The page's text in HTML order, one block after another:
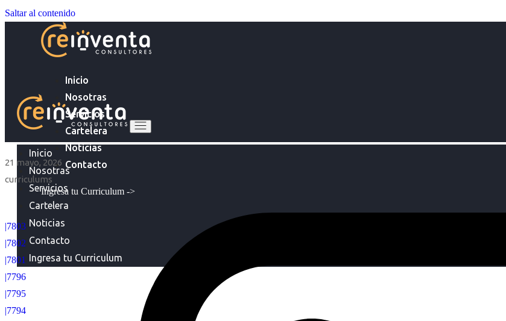
Saltar al contenido
Inicio
Nosotras
Servicios
Cartelera
Noticias
Contacto
Ingresa tu Curriculum ->
Inicio
Nosotras
Servicios
Cartelera
Noticias
Contacto
Ingresa tu Curriculum
21 mayo, 2026
curriculums
|7803
|7802
|7801
|7796
|7795
|7794